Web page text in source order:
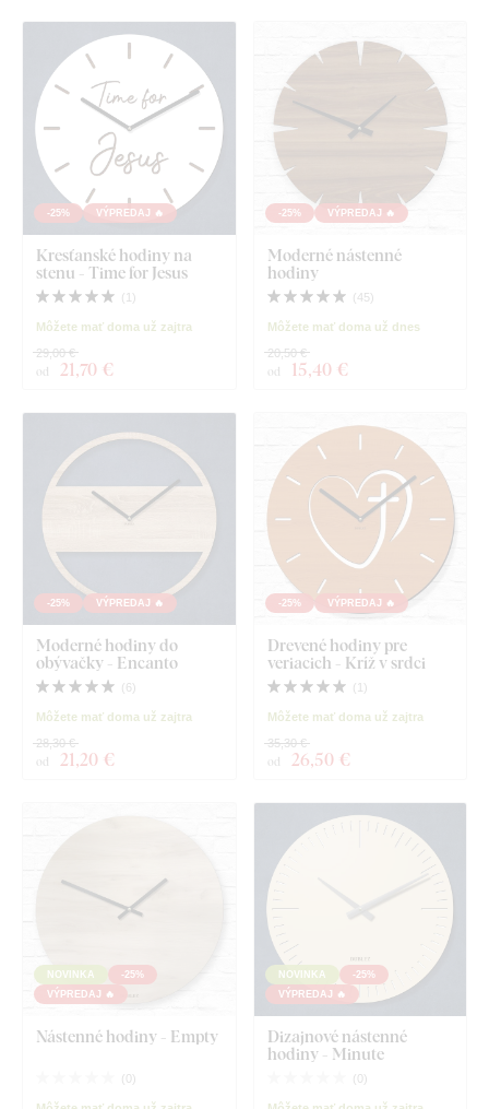
-25% VÝPREDAJ 🔥
Kresťanské hodiny na
stenu - Time for Jesus
( 1 )
Môžete mať doma už zajtra
od 21,70 €
29,00 €
-25% VÝPREDAJ 🔥
Moderné nástenné
hodiny
( 45)
Môžete mať doma už dnes
od 15,40 €
20,50 €
-25% VÝPREDAJ 🔥
Moderné hodiny do
obývačky - Encanto
( 6 )
Môžete mať doma už zajtra
od 21,20 €
28,30 €
-25% VÝPREDAJ 🔥
Drevené hodiny pre
veriacich - Kríž v srdci
( 1)
Môžete mať doma už zajtra
od 26,50 €
35,30 €
NOVINKA
-25%
VÝPREDAJ 🔥
Nástenné hodiny - Empty
( 0)
NOVINKA
-25%
VÝPREDAJ 🔥
Dizajnové nástenné
hodiny - Minute
( 0)